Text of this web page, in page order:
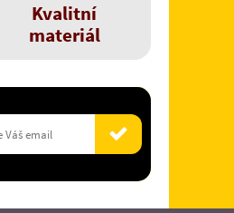
Kvalitní
materiál